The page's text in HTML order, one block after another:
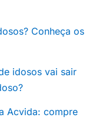
Conheça os
idosos vai sair
Acvida: compre